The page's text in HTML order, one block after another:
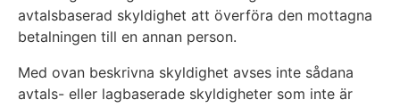
avtalsbaserad skyldighet att överföra den mottagna
betalningen till en annan person.
Med ovan beskrivna skyldighet avses inte sådana
avtals- eller lagbaserade skyldigheter som inte är